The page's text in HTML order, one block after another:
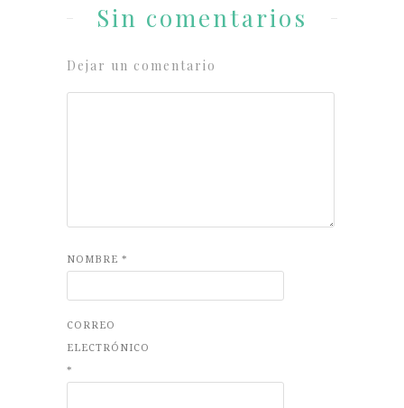
Sin comentarios
Dejar un comentario
NOMBRE *
CORREO
ELECTRÓNICO
*